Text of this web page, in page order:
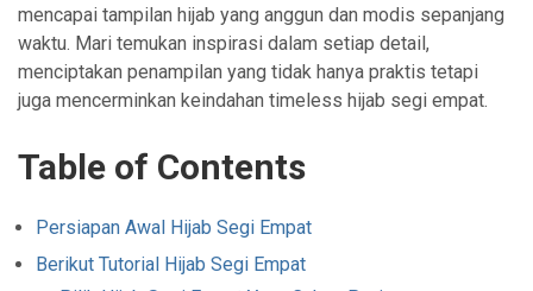
mencapai tampilan hijab yang anggun dan modis sepanjang
waktu. Mari temukan inspirasi dalam setiap detail,
menciptakan penampilan yang tidak hanya praktis tetapi
juga mencerminkan keindahan timeless hijab segi empat.
Table of Contents
Persiapan Awal Hijab Segi Empat
Berikut Tutorial Hijab Segi Empat